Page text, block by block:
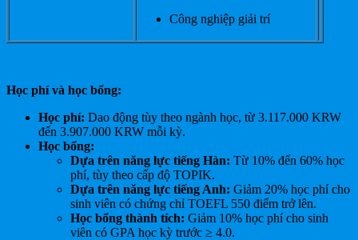
Công nghiệp giải trí
Học phí và học bổng:
Học phí: Dao động tùy theo ngành học, từ 3.117.000 KRW
đến 3.907.000 KRW mỗi kỳ.
Học bổng:
Dựa trên năng lực tiếng Hàn: Từ 10% đến 60% học
phí, tùy theo cấp độ TOPIK.
Dựa trên năng lực tiếng Anh: Giảm 20% học phí cho
sinh viên có chứng chỉ TOEFL 550 điểm trở lên.
Học bổng thành tích: Giảm 10% học phí cho sinh
viên có GPA học kỳ trước ≥ 4.0.